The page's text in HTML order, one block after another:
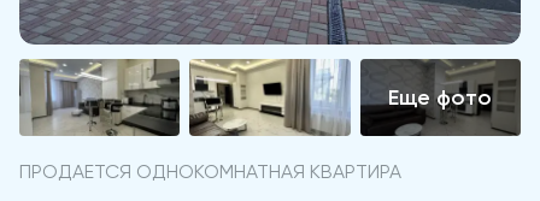
ПРОДАЕТСЯ ОДНОКОМНАТНАЯ КВАРТИРА